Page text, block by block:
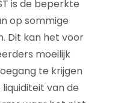
is de beperkte
op sommige
Dit kan het voor
moeilijk
te krijgen
van de